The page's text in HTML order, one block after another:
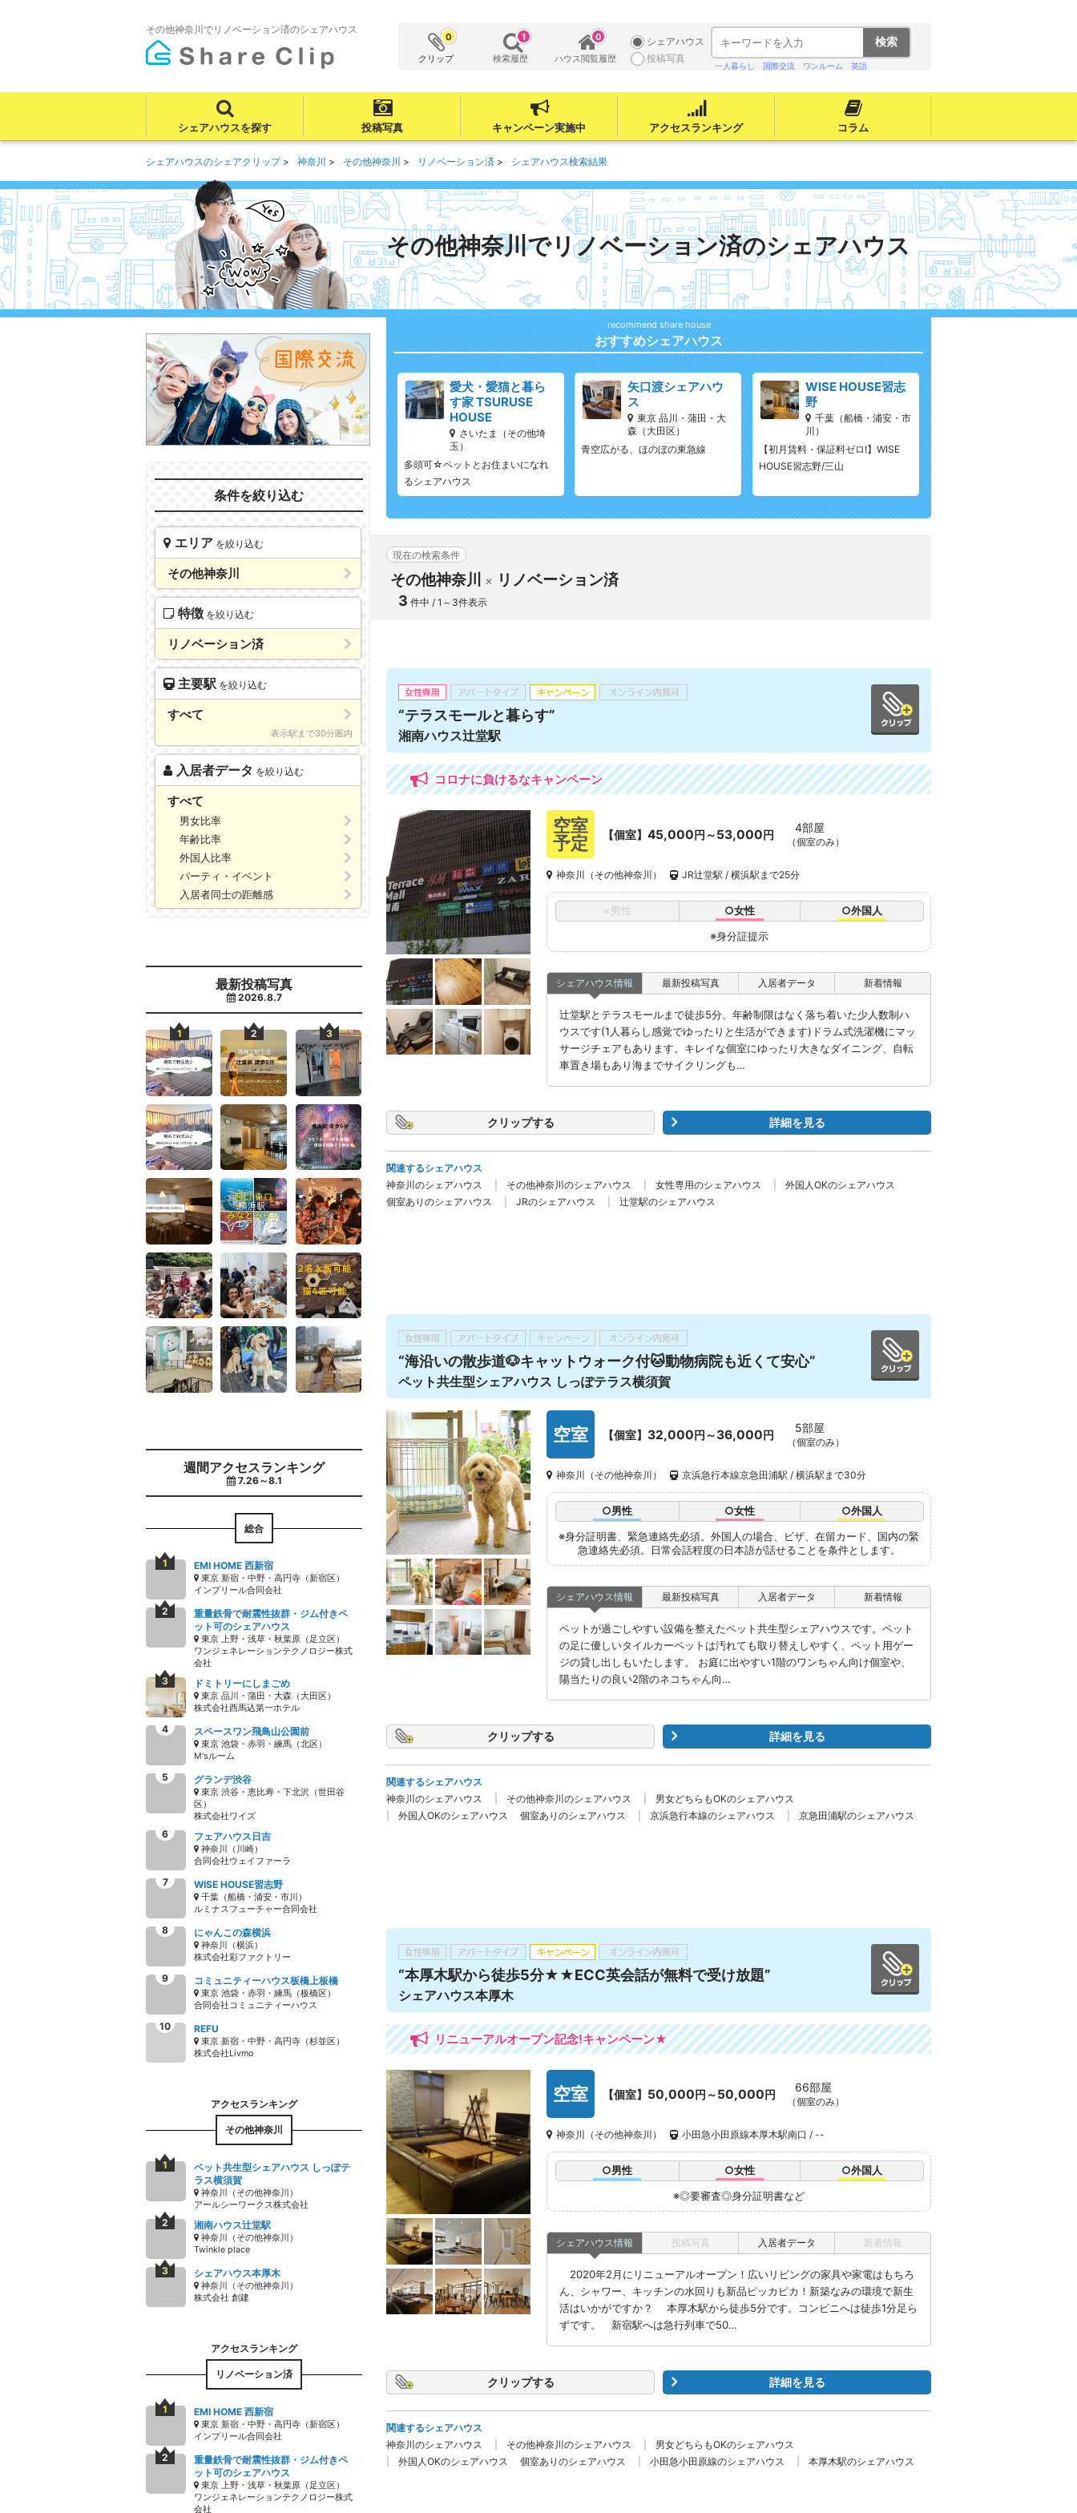
その他神奈川でリノベーション済のシェアハウス
クリップ
0
検索履歴
1
ハウス閲覧履歴
0
シェアハウス
投稿写真
一人暮らし 国際交流 ワンルーム 英語
シェアハウスを探す 投稿写真 キャンペーン実施中 アクセスランキング コラム
シェアハウスのシェアクリップ 神奈川 その他神奈川 リノベーション済 シェアハウス検索結果
その他神奈川でリノベーション済のシェアハウス
条件を絞り込む
エリア を絞り込む
その他神奈川
特徴 を絞り込む
リノベーション済
主要駅 を絞り込む
すべて
表示駅まで30分圏内
入居者データ を絞り込む
すべて
男女比率
年齢比率
外国人比率
パーティ・イベント
入居者同士の距離感
最新投稿写真
2026.8.7
週間アクセスランキング
7.26～8.1
総合
EMI HOME 西新宿
東京 新宿・中野・高円寺（新宿区）
インプリール合同会社
重量鉄骨で耐震性抜群・ジム付きペ
ット可のシェアハウス
東京 上野・浅草・秋葉原（足立区）
ワンジェネレーションテクノロジー株式
会社
ドミトリーにしまごめ
東京 品川・蒲田・大森（大田区）
株式会社西馬込第一ホテル
スペースワン飛鳥山公園前
東京 池袋・赤羽・練馬（北区）
M'sルーム
グランデ渋谷
東京 渋谷・恵比寿・下北沢（世田谷
区）
株式会社ワイズ
フェアハウス日吉
神奈川（川崎）
合同会社ウェイファーラ
WISE HOUSE習志野
千葉（船橋・浦安・市川）
ルミナスフューチャー合同会社
にゃんこの森横浜
神奈川（横浜）
株式会社彩ファクトリー
コミュニティーハウス板橋上板橋
東京 池袋・赤羽・練馬（板橋区）
合同会社コミュニティーハウス
REFU
東京 新宿・中野・高円寺（杉並区）
株式会社Livmo
その他神奈川
ペット共生型シェアハウス しっぽテ
ラス横須賀
神奈川（その他神奈川）
アールシーワークス株式会社
湘南ハウス辻堂駅
神奈川（その他神奈川）
Twinkle place
シェアハウス本厚木
神奈川（その他神奈川）
株式会社 創建
リノベーション済
EMI HOME 西新宿
東京 新宿・中野・高円寺（新宿区）
インプリール合同会社
重量鉄骨で耐震性抜群・ジム付きペ
ット可のシェアハウス
東京 上野・浅草・秋葉原（足立区）
ワンジェネレーションテクノロジー株式
会社
おすすめシェアハウス
愛犬・愛猫と暮ら
す家 TSURUSE
HOUSE
さいたま（その他埼
玉）
多頭可☆ペットとお住まいになれ
るシェアハウス
矢口渡シェアハウ
ス
東京 品川・蒲田・大
森（大田区）
青空広がる、ほのぼの東急線
WISE HOUSE習志
野
千葉（船橋・浦安・市
川）
【初月賃料・保証料ゼロ!】WISE
HOUSE習志野/三山
現在の検索条件
その他神奈川 リノベーション済
3 件中 / 1～3件表示
“テラスモールと暮らす”
湘南ハウス辻堂駅
コロナに負けるなキャンペーン
空室
予定
【個室】 45,000円～53,000円 4部屋
（個室のみ）
神奈川（その他神奈川） JR辻堂駅 / 横浜駅まで25分
×男性 ○女性
○外国人
※身分証提示
シェアハウス情報
辻堂駅とテラスモールまで徒歩5分、年齢制限はなく落ち着いた少人数制ハ
ウスです(1人暮らし感覚でゆったりと生活ができます)ドラム式洗濯機にマッ
サージチェアもあります。キレイな個室にゆったり大きなダイニング、自転
車置き場もあり海までサイクリングも…
最新投稿写真 入居者データ 新着情報
クリップ 詳細を見る
関連するシェアハウス
神奈川のシェアハウス
その他神奈川のシェアハウス 女性専用のシェアハウス
外国人OKのシェアハウス
個室ありのシェアハウス
JRのシェアハウス 辻堂駅のシェアハウス
“海沿いの散歩道🐶キャットウォーク付🐱動物病院も近くて安心”
ペット共生型シェアハウス しっぽテラス横須賀
空室 【個室】 32,000円～36,000円 5部屋
（個室のみ）
神奈川（その他神奈川） 京浜急行本線京急田浦駅 / 横浜駅まで30分
○男性 ○女性
○外国人
※身分証明書、緊急連絡先必須。外国人の場合、ビザ、在留カード、国内の緊
急連絡先必須。日常会話程度の日本語が話せることを条件とします。
シェアハウス情報
ペットが過ごしやすい設備を整えたペット共生型シェアハウスです。ペット
の足に優しいタイルカーペットは汚れても取り替えしやすく、ペット用ゲー
ジの貸し出しもいたします。 お庭に出やすい1階のワンちゃん向け個室や、
陽当たりの良い2階のネコちゃん向…
最新投稿写真 入居者データ 新着情報
クリップ 詳細を見る
関連するシェアハウス
神奈川のシェアハウス
その他神奈川のシェアハウス
男女どちらもOKのシェアハウス
外国人OKのシェアハウス
個室ありのシェアハウス 京浜急行本線のシェアハウス 京急田浦駅のシェアハウス
“本厚木駅から徒歩5分★★ECC英会話が無料で受け放題”
シェアハウス本厚木
リニューアルオープン記念!キャンペーン★
空室 【個室】 50,000円～50,000円 66部屋
（個室のみ）
神奈川（その他神奈川） 小田急小田原線本厚木駅南口 / --
○男性 ○女性
○外国人
※◎要審査◎身分証明書など
シェアハウス情報
2020年2月にリニューアルオープン！広いリビングの家具や家電はもちろ
ん、シャワー、キッチンの水回りも新品ピッカピカ！新築なみの環境で新生
活はいかがですか？ 本厚木駅から徒歩5分です。コンビニへは徒歩1分足ら
ずです。 新宿駅へは急行列車で50…
投稿写真 入居者データ 新着情報
クリップ 詳細を見る
関連するシェアハウス
神奈川のシェアハウス
その他神奈川のシェアハウス
男女どちらもOKのシェアハウス
外国人OKのシェアハウス
個室ありのシェアハウス 小田急小田原線のシェアハウス 本厚木駅のシェアハウス